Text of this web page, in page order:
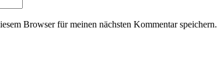
Browser für meinen nächsten Kommentar speichern.